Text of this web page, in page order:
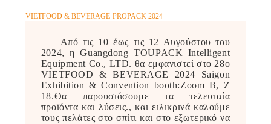
ΝΈΑ
ΥΠΟΘΈΣΕΙΣ
ΖΗΤΉΣΤΕ
ΜΙΑ
VIETFOOD & BEVERAGE-PROPACK 2024
Από τις 10 έως τις 12 Αυγούστου του
2024, η Guangdong TOUPACK Intelligent
Equipment Co., LTD. θα εμφανιστεί στο 28ο
VIETFOOD & BEVERAGE 2024 Saigon
Exhibition & Convention booth:Zoom B, Z
18.Θα παρουσιάσουμε τα τελευταία
προϊόντα και λύσεις., και ειλικρινά καλούμε
τους πελάτες στο σπίτι και στο εξωτερικό να